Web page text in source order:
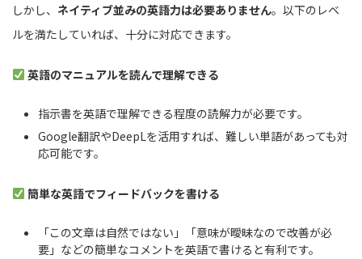
しかし、 ネイティブ並みの英語力は必要ありません。以下のレベ
ルを満たしていれば、十分に対応できます。
英語のマニュアルを読んで理解できる
指示書を英語で理解できる程度の読解力が必要です。
Google翻訳やDeepLを活用すれば、難しい単語があっても対
応可能です。
簡単な英語でフィードバックを書ける
「この文章は自然ではない」「意味が曖昧なので改善が必
要」などの簡単なコメントを英語で書けると有利です。